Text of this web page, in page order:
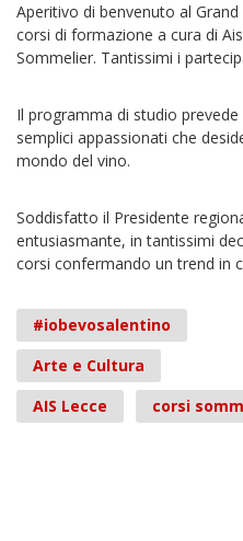
Aperitivo di benvenuto al
corsi di formazione a cura di
Sommelier. Tantissimi i
Il programma di studio
semplici appassionati che
mondo del vino.
Soddisfatto il Presidente
entusiasmante, in tantissimi
corsi confermando un trend in
#iobevosalentino
Arte e Cultura
AIS Lecce
corsi